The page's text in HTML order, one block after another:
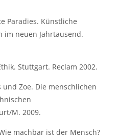
Paradies. Künstliche
im neuen Jahrtausend.
Stuttgart. Reclam 2002.
und Zoe. Die menschlichen
M. 2009.
machbar ist der Mensch?